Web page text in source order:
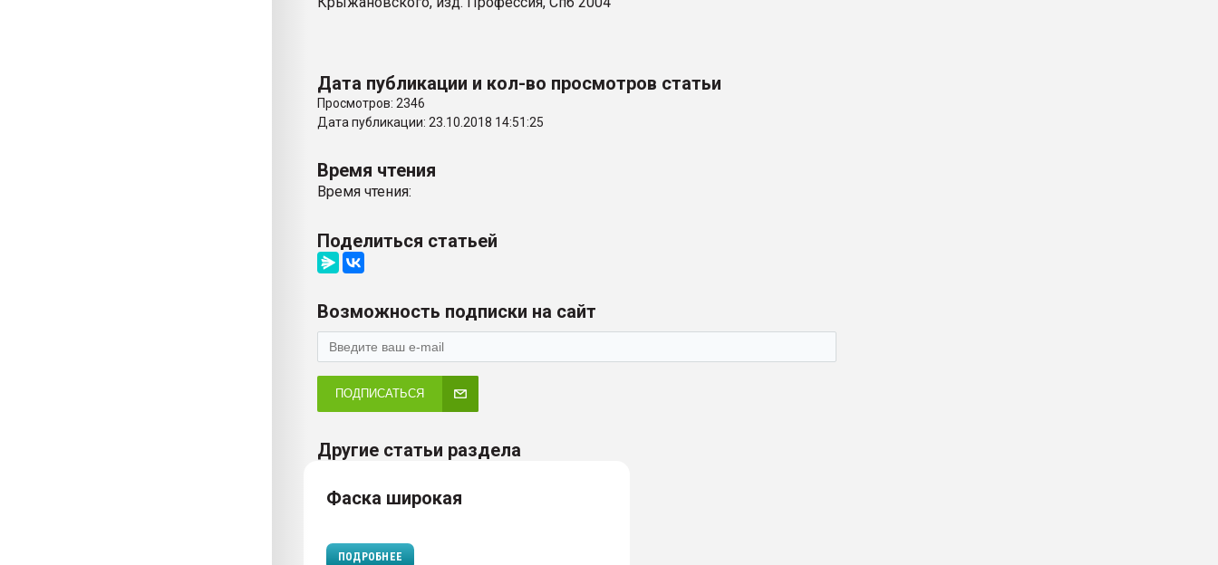
Дата публикации и кол-во просмотров статьи
Просмотров: 2346
Дата публикации: 23.10.2018 14:51:25
Время чтения
Время чтения:
Поделиться статьей
Возможность подписки на сайт
ПОДПИСАТЬСЯ
Другие статьи раздела
Фаска широкая
ПОДРОБНЕЕ